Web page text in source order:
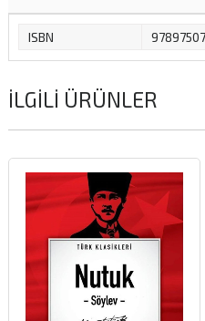
ISBN
İLGILI ÜRÜNLER